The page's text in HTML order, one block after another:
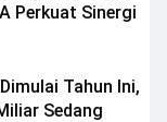
Perkuat Sinergi
Tahun Ini,
Sedang